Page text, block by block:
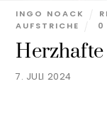
7. JULI 2024
INGO NOACK
AUFSTRICHE
0